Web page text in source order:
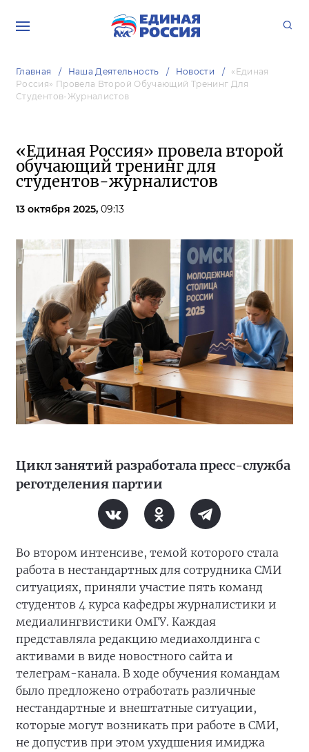
Главная Наша Деятельность Новости
«Единая
Россия» Провела Второй Обучающий Тренинг Для
Студентов-Журналистов
«Единая Россия» провела второй
обучающий тренинг для
студентов-журналистов
13 октября 2025, 09:13
Цикл занятий разработала пресс-служба
реготделения партии
Во втором интенсиве, темой которого стала
работа в нестандартных для сотрудника СМИ
ситуациях, приняли участие пять команд
студентов 4 курса кафедры журналистики и
медиалингвистики ОмГУ. Каждая
представляла редакцию медиахолдинга с
активами в виде новостного сайта и
телеграм-канала. В ходе обучения командам
было предложено отработать различные
нестандартные и внештатные ситуации,
которые могут возникать при работе в СМИ,
не допустив при этом ухудшения имиджа